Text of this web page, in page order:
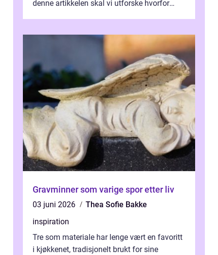
denne artikkelen skal vi utforske hvorfor
Gravminner som varige spor etter liv
03 juni 2026
Thea Sofie Bakke
inspiration
Tre som materiale har lenge vært en favoritt
i kjøkkenet, tradisjonelt brukt for sine